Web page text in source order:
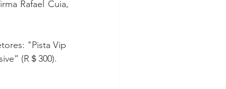
Rafael Cuia,
"Pista Vip
(R＄300).